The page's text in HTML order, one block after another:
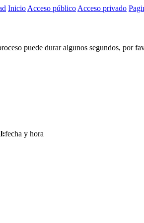
Inicio Acceso público Acceso privado
puede durar algunos segundos, por
fecha y hora